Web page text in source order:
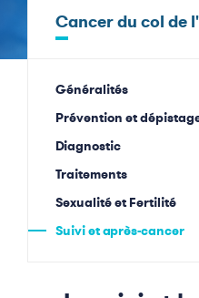
Cancer du col de
Généralités
Prévention et
Diagnostic
Traitements
Sexualité et Fertilité
Suivi et après-cancer